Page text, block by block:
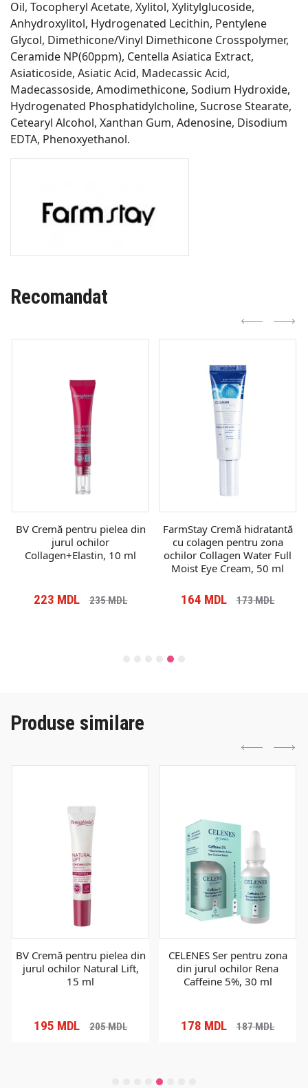
Oil, Tocopheryl Acetate, Xylitol, Xylitylglucoside,
Anhydroxylitol, Hydrogenated Lecithin, Pentylene
Glycol, Dimethicone/Vinyl Dimethicone Crosspolymer,
Ceramide NP(60ppm), Centella Asiatica Extract,
Asiaticoside, Asiatic Acid, Madecassic Acid,
Madecassoside, Amodimethicone, Sodium Hydroxide,
Hydrogenated Phosphatidylcholine, Sucrose Stearate,
Cetearyl Alcohol, Xanthan Gum, Adenosine, Disodium
EDTA, Phenoxyethanol.
Recomandat
BV Cremă pentru pielea din
jurul ochilor
Collagen+Elastin, 10 ml
223 MDL 235MDL
FarmStay Cremă hidratantă
cu colagen pentru zona
ochilor Collagen Water Full
Moist Eye Cream, 50 ml
164 MDL 173MDL
Produse similare
BV Cremă pentru pielea din
jurul ochilor Natural Lift,
15 ml
195 MDL 205MDL
CELENES Ser pentru zona
din jurul ochilor Rena
Caffeine 5%, 30 ml
178 MDL 187MDL